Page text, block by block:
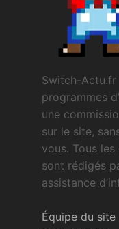
Switch-
programmes
une
sur le site,
vous. Tous
sont rédigés
assistance
Équipe du site